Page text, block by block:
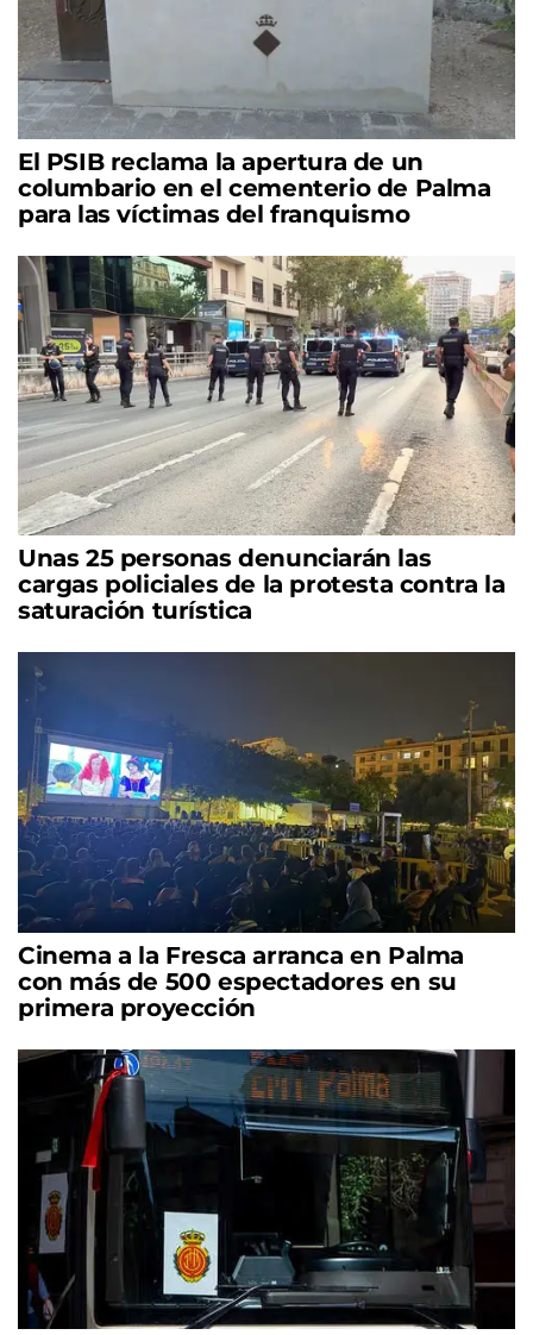
El PSIB reclama la apertura de un
columbario en el cementerio de Palma
para las víctimas del franquismo
Unas 25 personas denunciarán las
cargas policiales de la protesta contra la
saturación turística
Cinema a la Fresca arranca en Palma
con más de 500 espectadores en su
primera proyección